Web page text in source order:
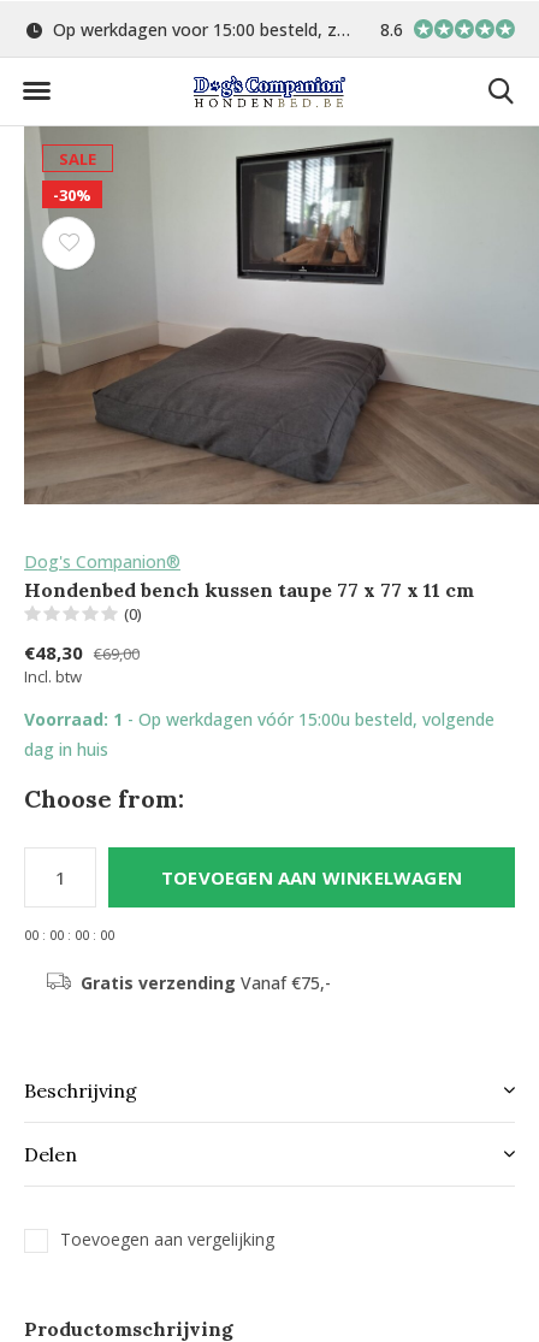
Op werkdagen voor 15:00 besteld, zelfde dag verstuurd Gratis verzending
8.6
SALE
-30%
Dog's Companion®
Hondenbed bench kussen taupe 77 x 77 x 11 cm
(0)
€48,30 €69,00
Incl. btw
Voorraad: 1 - Op werkdagen vóór 15:00u besteld, volgende
dag in huis
Choose from:
TOEVOEGEN AAN WINKELWAGEN
00 : 00 : 00 : 00
Gratis verzending Vanaf €75,-
Beschrijving
Delen
Toevoegen aan vergelijking
Productomschrijving